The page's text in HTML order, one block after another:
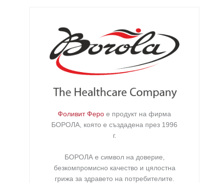
Фоливит Феро е продукт на фирма
БОРОЛА , която е създадена през 1996
г.
БОРОЛА е символ на доверие,
безкомпромисно качество и цялостна
грижа за здравето на потребителите